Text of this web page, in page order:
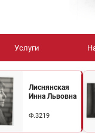
Услуги
Лиснянская
Инна Львовна
Ф.3219